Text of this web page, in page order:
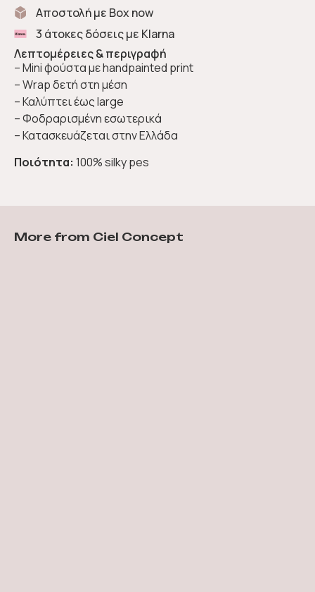
Αποστολή με Box now
3 άτοκες δόσεις με Klarna
Λεπτομέρειες & περιγραφή
– Mini φούστα με handpainted print
– Wrap δετή στη μέση
– Καλύπτει έως large
– Φοδραρισμένη εσωτερικά
– Κατασκευάζεται στην Ελλάδα
Ποιότητα: 100% silky pes
More from Ciel Concept